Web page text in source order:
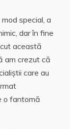
special, a
dar în fine
această
am crezut că
care au
o fantomă